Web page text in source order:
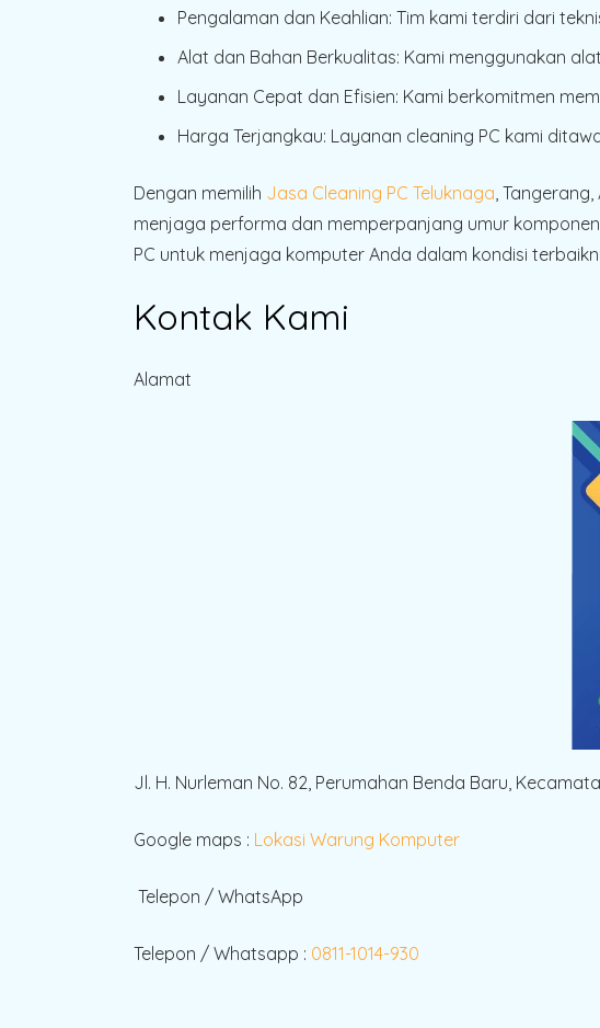
Pengalaman dan Keahlian: Tim kami terdiri dari
Alat dan Bahan Berkualitas: Kami menggunakan
Layanan Cepat dan Efisien: Kami berkomitmen
Harga Terjangkau: Layanan cleaning PC kami
Dengan memilih Jasa Cleaning PC Teluknaga,
menjaga performa dan memperpanjang umur
PC untuk menjaga komputer Anda dalam kondisi
Kontak Kami
Alamat
Jl. H. Nurleman No. 82, Perumahan Benda Baru,
Google maps : Lokasi Warung Komputer
Telepon / WhatsApp
Telepon / Whatsapp : 0811-1014-930